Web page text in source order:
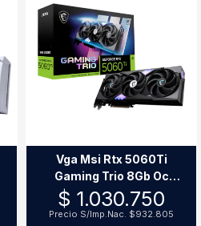
Vga Msi Rtx 5060Ti
Gaming Trio 8Gb Oc
Gddr7 Nvidia
$ 1.030.750
Precio S/Imp.Nac. $932.805